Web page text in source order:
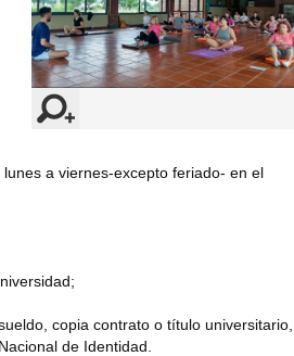
a viernes-excepto feriado- en el
copia contrato o título universitario,
de Identidad.